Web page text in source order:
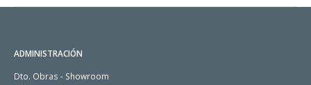
ADMINISTRACIÓN
Dto. Obras - Showroom